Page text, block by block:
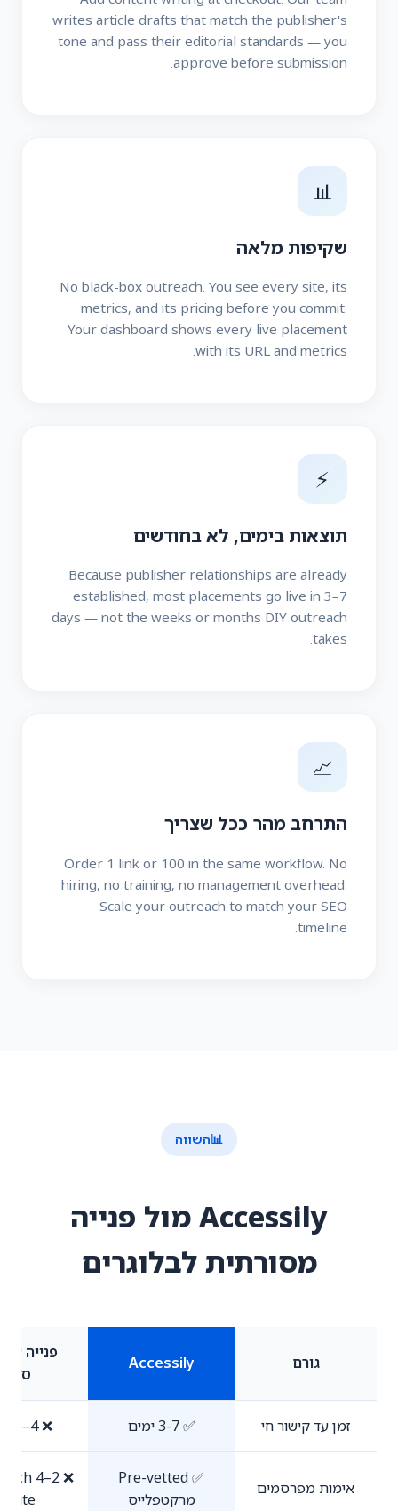
writes article drafts that match the publisher's
tone and pass their editorial standards — you
approve before submission.
📊
שקיפות מלאה
No black-box outreach. You see every site, its
metrics, and its pricing before you commit.
Your dashboard shows every live placement
with its URL and metrics.
⚡
תוצאות בימים, לא בחודשים
Because publisher relationships are already
established, most placements go live in 3–7
days — not the weeks or months DIY outreach
takes.
📈
התרחב מהר ככל שצריך
Order 1 link or 100 in the same workflow. No
hiring, no training, no management overhead.
Scale your outreach to match your SEO
timeline.
📊השווה
Accessily מול פנייה
מסורתית לבלוגרים
גורם Accessily
פנייה
זמן עד קישור חי ✅ 3-7 ימים ❌ 4–8 weeks
אימות מפרסמים
✅ Pre-vetted
מרקטפלייס
site